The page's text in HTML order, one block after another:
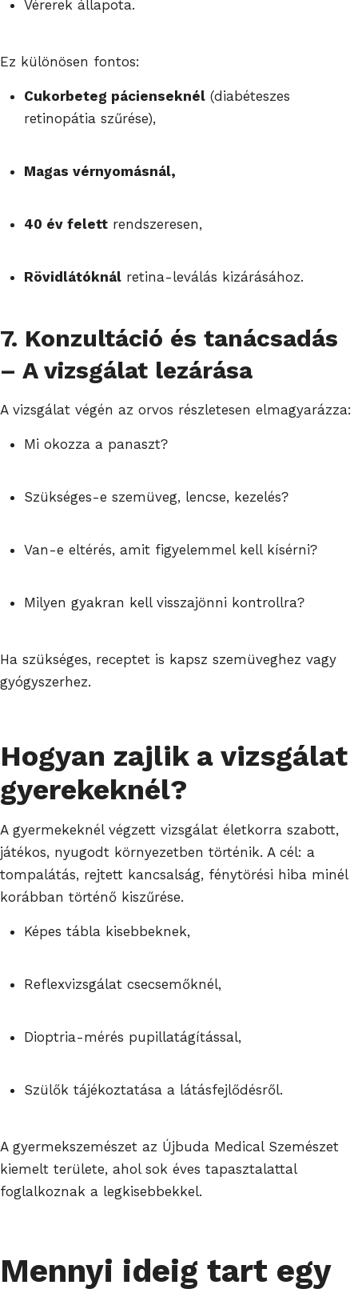
Vérerek állapota.
Ez különösen fontos:
Cukorbeteg pácienseknél (diabéteszes
retinopátia szűrése),
Magas vérnyomásnál,
40 év felett rendszeresen,
Rövidlátóknál retina-leválás kizárásához.
7. Konzultáció és tanácsadás
– A vizsgálat lezárása
A vizsgálat végén az orvos részletesen elmagyarázza:
Mi okozza a panaszt?
Szükséges-e szemüveg, lencse, kezelés?
Van-e eltérés, amit figyelemmel kell kísérni?
Milyen gyakran kell visszajönni kontrollra?
Ha szükséges, receptet is kapsz szemüveghez vagy
gyógyszerhez.
Hogyan zajlik a vizsgálat
gyerekeknél?
A gyermekeknél végzett vizsgálat életkorra szabott,
játékos, nyugodt környezetben történik. A cél: a
tompalátás, rejtett kancsalság, fénytörési hiba minél
korábban történő kiszűrése.
Képes tábla kisebbeknek,
Reflexvizsgálat csecsemőknél,
Dioptria-mérés pupillatágítással,
Szülők tájékoztatása a látásfejlődésről.
A gyermekszemészet az Újbuda Medical Szemészet
kiemelt területe, ahol sok éves tapasztalattal
foglalkoznak a legkisebbekkel.
Mennyi ideig tart egy